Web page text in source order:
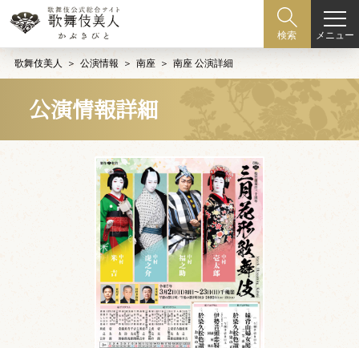
検索 メニュー
歌舞伎美人 公演情報 南座 南座 公演詳細
公演情報詳細